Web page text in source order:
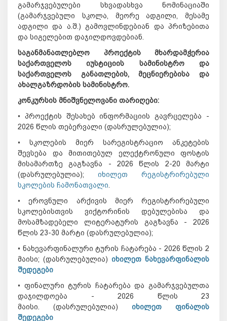
გამარჯვებულები სხვადასხვა ნომინაციაში
(გამარჯვებული სკოლა, მეორე ადგილი, მესამე
ადგილი და ა.შ.) გამოვლინდებიან და პრიზებითა
და სიგელებით დაჯილდოვდებიან.
საგანმანათლებლო პროექტის მხარდამჭერია
საქართველოს იუსტიციის სამინისტრო და
საქართველოს განათლების, მეცნიერებისა და
ახალგაზრდობის სამინისტრო.
კონკურსის მნიშვნელოვანი თარიღები:
• პროექტის შესახებ ინფორმაციის გავრცელება -
2026 წლის თებერვალი (დასრულებულია);
• სკოლების მიერ სარეგისტრაციო ანკეტების
შევსება და მითითებულ ელექტრონული ფოსტის
მისამართზე გაგზავნა - 2026 წლის 2-20 მარტი
(დასრულებულია); იხილეთ რეგისტრირებული
სკოლების ჩამონათვალი
• ეროვნული არქივის მიერ რეგისტრირებული
სკოლებისთვის ვიქტორინის დებულებისა და
მოსამზადებელი ლიტერატურის გაგზავნა - 2026
წლის 23-30 მარტი (დასრულებულია);
• ნახევარფინალური ტურის ჩატარება - 2026 წლის 2
მაისი; (დასრულებულია) იხილეთ ნახევარფინალის
შედეგები
• ფინალური ტურის ჩატარება და გამარჯვებულთა
დაჯილდოება - 2026 წლის 23
მაისი. (დასრულებულია) იხილეთ ფინალის
შედეგები